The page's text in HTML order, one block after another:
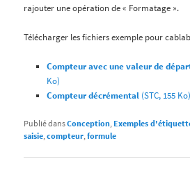
rajouter une opération de « Formatage ».
Télécharger les fichiers exemple pour
Compteur avec une valeur de
Ko)
Compteur décrémental(STC, 155 Ko)
Publié dansConception, Exemples
saisie,compteur,formule